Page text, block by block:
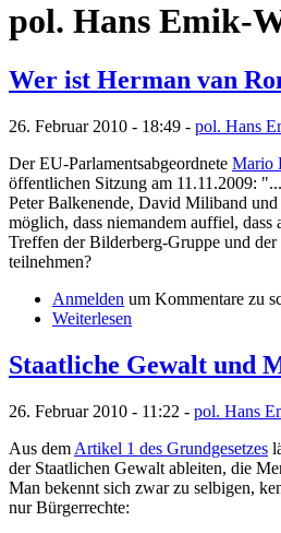
pol. Hans Emik-
Wer ist Herman van
26. Februar 2010 - 18:49 - pol. Hans
Der EU-Parlamentsabgeordnete Mario
öffentlichen Sitzung am 11.11.2009:
Peter Balkenende, David Miliband
möglich, dass niemandem auffiel, dass
Treffen der Bilderberg-Gruppe und
teilnehmen?
Anmelden um Kommentare zu
Weiterlesen
Staatliche Gewalt und
26. Februar 2010 - 11:22 - pol. Hans
Aus dem Artikel 1 des Grundgesetzes
der Staatlichen Gewalt ableiten, die
Man bekennt sich zwar zu selbigen,
nur Bürgerrechte: